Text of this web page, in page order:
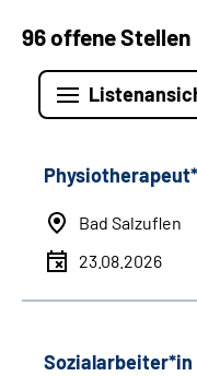
96 offene Stellen
Bad Salzuflen
23.08.2026